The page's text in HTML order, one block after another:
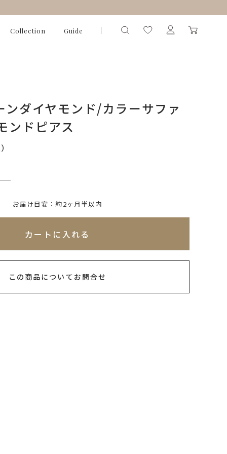
Collection Guide
ンダイヤモンド/カラーサファ
ンドピアス
※必ず選択ください
お届け目安：約2ヶ月半以内
カートに入れる
この商品についてお問合せ